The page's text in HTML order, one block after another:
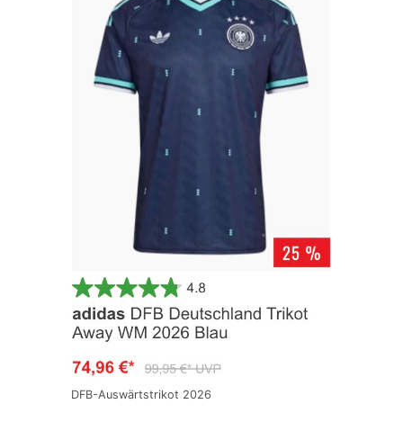
DFB-Auswärtstrikot 2026